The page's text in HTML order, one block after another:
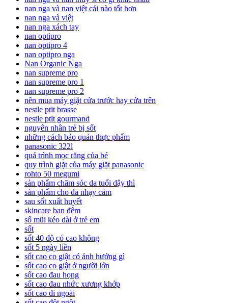
nan nga và nan việt cái nào tốt hơn
nan nga và việt
nan nga xách tay
nan optipro
nan optipro 4
nan optipro nga
Nan Organic Nga
nan supreme pro
nan supreme pro 1
nan supreme pro 2
nên mua máy giặt cửa trước hay cửa trên
nestle ptit brasse
nestle ptit gourmand
nguyên nhân trẻ bị sốt
những cách bảo quản thực phẩm
panasonic 322l
quá trình mọc răng của bé
quy trình giặt của máy giặt panasonic
rohto 50 megumi
sản phẩm chăm sóc da tuổi dậy thì
sản phẩm cho da nhạy cảm
sau sốt xuất huyết
skincare ban đêm
sổ mũi kéo dài ở trẻ em
sốt
sốt 40 độ có cao không
sốt 5 ngày liền
sốt cao co giật có ảnh hưởng gì
sốt cao co giật ở người lớn
sốt cao đau họng
sốt cao đau nhức xương khớp
sốt cao đi ngoài